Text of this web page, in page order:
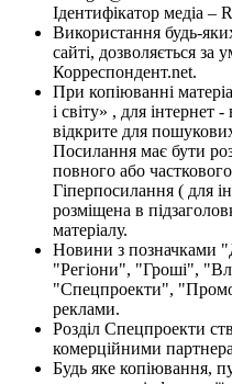
Ідентифікатор медіа –
Використання будь-
сайті, дозволяється за
Корреспондент.net.
При копіюванні
і світу» , для інтернет
відкрите для
Посилання має бути
повного або
Гіперпосилання ( для
розміщена в
матеріалу.
Новини з позначками
"Регіони", "Гроші",
"Спецпроекти",
реклами.
Розділ Спецпроекти
комерційними
Будь яке копіювання,